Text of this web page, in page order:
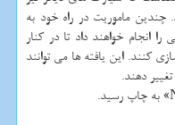
چندین ماموریت در راه خود به
انجام خواهند داد تا در کنار
کنند. این یافته ها می توانند
دهند.